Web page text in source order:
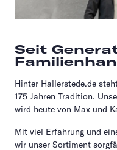
Seit
Hinter Hallerstede.de
175 Jahren Tradition.
wird heute von Max und
Mit viel Erfahrung und
wir unser Sortiment